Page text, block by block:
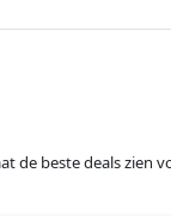
de beste deals zien